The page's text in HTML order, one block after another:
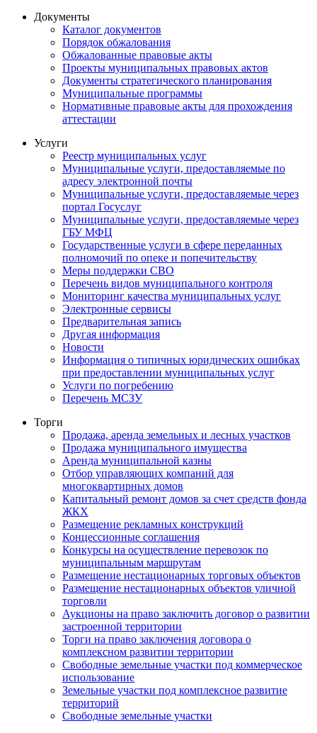
Документы
Каталог документов
Порядок обжалования
Обжалованные правовые акты
Проекты муниципальных правовых актов
Документы стратегического планирования
Муниципальные программы
Нормативные правовые акты для прохождения
аттестации
Услуги
Реестр муниципальных услуг
Муниципальные услуги, предоставляемые по
адресу электронной почты
Муниципальные услуги, предоставляемые через
портал Госуслуг
Муниципальные услуги, предоставляемые через
ГБУ МФЦ
Государственные услуги в сфере переданных
полномочий по опеке и попечительству
Меры поддержки СВО
Перечень видов муниципального контроля
Мониторинг качества муниципальных услуг
Электронные сервисы
Предварительная запись
Другая информация
Новости
Информация о типичных юридических ошибках
при предоставлении муниципальных услуг
Услуги по погребению
Перечень МСЗУ
Торги
Продажа, аренда земельных и лесных участков
Продажа муниципального имущества
Аренда муниципальной казны
Отбор управляющих компаний для
многоквартирных домов
Капитальный ремонт домов за счет средств фонда
ЖКХ
Размещение рекламных конструкций
Концессионные соглашения
Конкурсы на осуществление перевозок по
муниципальным маршрутам
Размещение нестационарных торговых объектов
Размещение нестационарных объектов уличной
торговли
Аукционы на право заключить договор о развитии
застроенной территории
Торги на право заключения договора о
комплексном развитии территории
Свободные земельные участки под коммерческое
использование
Земельные участки под комплексное развитие
территорий
Свободные земельные участки